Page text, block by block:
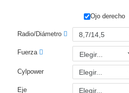
Ojo derecho
Radio/Diámetro
Fuerza Elegir...
Cylpower
Eje